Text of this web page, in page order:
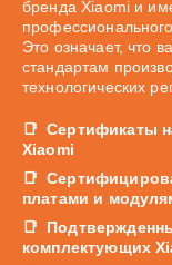
бренда Xiaomi и
Это означает, что
стандартам
технологических
Сертификаты
Xiaomi
платами и
комплектующих